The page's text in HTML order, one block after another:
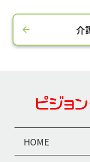
介
HOME